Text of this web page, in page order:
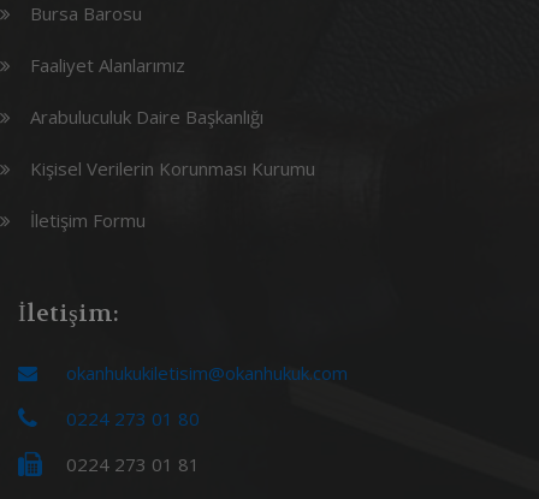
Bursa Barosu
Faaliyet Alanlarımız
Arabuluculuk Daire Başkanlığı
Kişisel Verilerin Korunması Kurumu
İletişim Formu
İletişim:
okanhukukiletisim@okanhukuk.com
0224 273 01 80
0224 273 01 81